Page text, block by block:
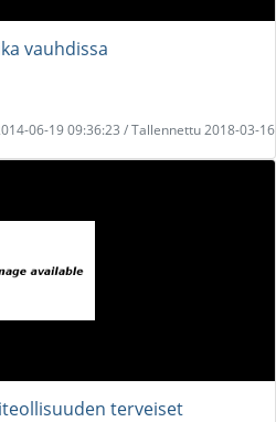
vauhdissa
06-19 09:36:23 / Tallennettu 2018-03-16
terveiset